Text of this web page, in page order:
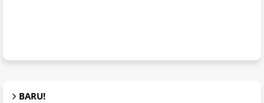
BARU!